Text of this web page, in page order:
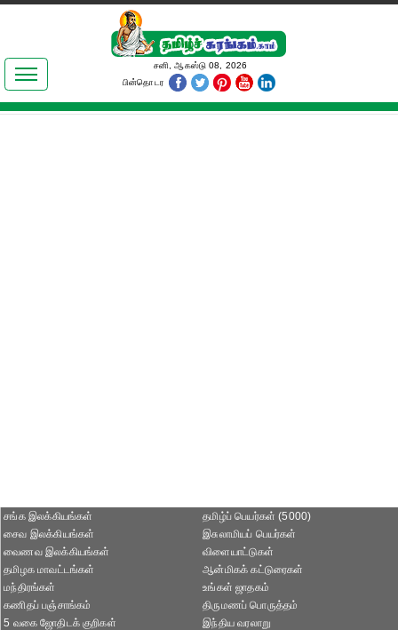
இலக்கியங்கள்
தமிழ் உலகம்
சனி, ஆகஸ்டு 08, 2026
பின்தொடர
சங்க இலக்கியங்கள்
சைவ இலக்கியங்கள்
வைணவ இலக்கியங்கள்
தமிழக மாவட்டங்கள்
தமிழ்ப் பெயர்கள் (5000)
இசுலாமியப் பெயர்கள்
விளையாட்டுகள்
ஆன்மிகக் கட்டுரைகள்
மந்திரங்கள்
கணிதப் பஞ்சாங்கம்
5 வகை ஜோதிடக் குறிகள்
உங்கள் ஜாதகம்
திருமணப் பொருத்தம்
இந்திய வரலாறு